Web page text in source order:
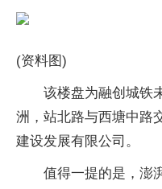
(资料图)
该楼盘为融创城铁
洲，站北路与西塘中路
建设发展有限公司。
值得一提的是，澎